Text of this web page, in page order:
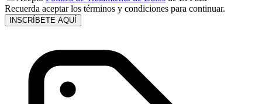
Recuerda aceptar los términos y condiciones para continuar.
INSCRÍBETE AQUÍ